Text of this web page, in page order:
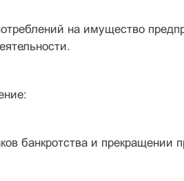
на имущество
банкротства и прекращении